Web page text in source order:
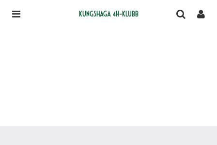
Kungshaga 4H-klubb